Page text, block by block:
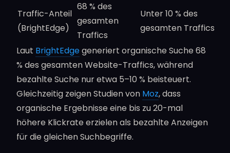
Traffic-Anteil
(BrightEdge)
68 % des
gesamten
Traffics
Unter 10 % des
gesamten Traffics
Laut BrightEdgegeneriert organische Suche 68
% des gesamten Website-Traffics, während
bezahlte Suche nur etwa 5–10 % beisteuert.
Gleichzeitig zeigen Studien von Moz, dass
organische Ergebnisse eine bis zu 20-mal
höhere Klickrate erzielen als bezahlte Anzeigen
für die gleichen Suchbegriffe.